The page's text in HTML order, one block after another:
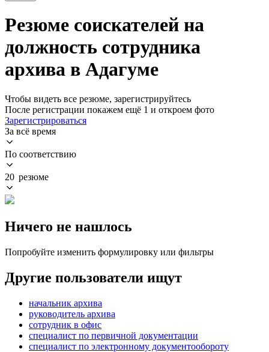
Резюме соискателей на
должность сотрудника
архива в Адагуме
Чтобы видеть все резюме, зарегистрируйтесь
После регистрации покажем ещё 1 и откроем фото
Зарегистрироваться
За всё время
По соответствию
20 резюме
Ничего не нашлось
Попробуйте изменить формулировку или фильтры
Другие пользователи ищут
начальник архива
руководитель архива
сотрудник в офис
специалист по первичной документации
специалист по электронному документообороту